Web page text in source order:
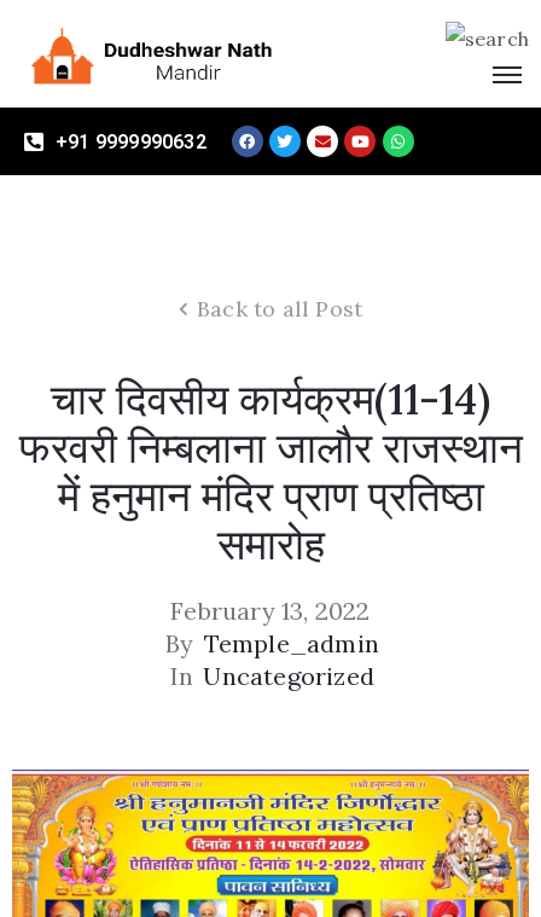
Us
Donate
+91 9999990632
Back to all Post
चार दिवसीय कार्यक्रम(11-14)
फरवरी निम्बलाना जालौर राजस्थान
में हनुमान मंदिर प्राण प्रतिष्ठा
समारोह
February 13, 2022
By Temple_admin
In Uncategorized